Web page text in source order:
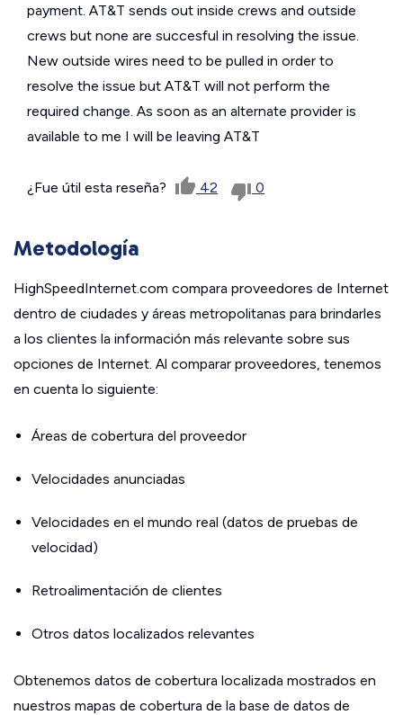
payment. AT&T sends out inside crews and outside
crews but none are succesful in resolving the issue.
New outside wires need to be pulled in order to
resolve the issue but AT&T will not perform the
required change. As soon as an alternate provider is
available to me I will be leaving AT&T
¿Fue útil esta reseña? 42 0
Metodología
HighSpeedInternet.com compara proveedores de Internet
dentro de ciudades y áreas metropolitanas para brindarles
a los clientes la información más relevante sobre sus
opciones de Internet. Al comparar proveedores, tenemos
en cuenta lo siguiente:
Áreas de cobertura del proveedor
Velocidades anunciadas
Velocidades en el mundo real (datos de pruebas de
velocidad)
Retroalimentación de clientes
Otros datos localizados relevantes
Obtenemos datos de cobertura localizada mostrados en
nuestros mapas de cobertura de la base de datos de